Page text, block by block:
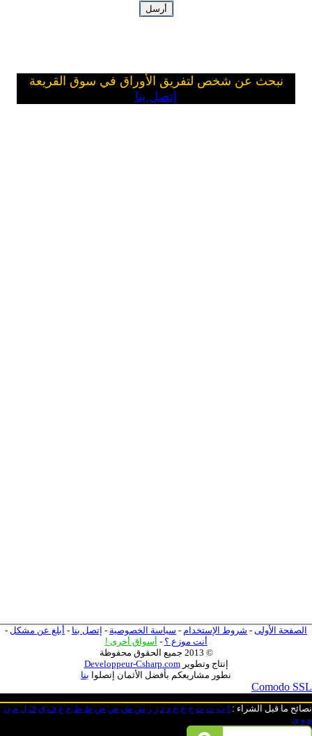
نبحث عن شخص لتفريق الأوراق في سوق القريعة
إتصل بنا
الصفحة الأولى - شروط الإستخدام - سياسة الخصوصية - إتصل بنا - أبلغ عن مشكل -
أنت موزع ؟ - أسواق أخرى !
© 2013 جميع الحقوق محفوظة
إنتاج وتطويرDeveloppeur-Csharp.com
نطور مشاريعكم بأفضل الأثمان إتصلوا بنا
Comodo SSL
نصائح ما قبل الشراء : ب ت ث ج ح خ د ذ ر ز س ش ص ض ط ظ ع غ ف ق ك ل م ن
ه و ي